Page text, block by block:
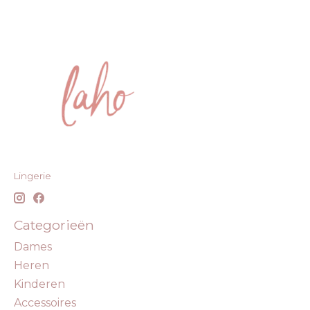
Lingerie
Categorieën
Dames
Heren
Kinderen
Accessoires